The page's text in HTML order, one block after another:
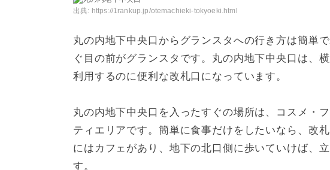
出典: https://1rankup.jp/otemachieki-tokyoeki.html
丸の内地下中央口からグランスタへの行き方は簡単
ぐ目の前がグランスタです。丸の内地下中央口は、
利用するのに便利な改札口になっています。
丸の内地下中央口を入ったすぐの場所は、コスメ・
ティエリアです。簡単に食事だけをしたいなら、改
にはカフェがあり、地下の北口側に歩いていけば、
す。